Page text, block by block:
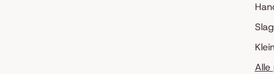
Alle